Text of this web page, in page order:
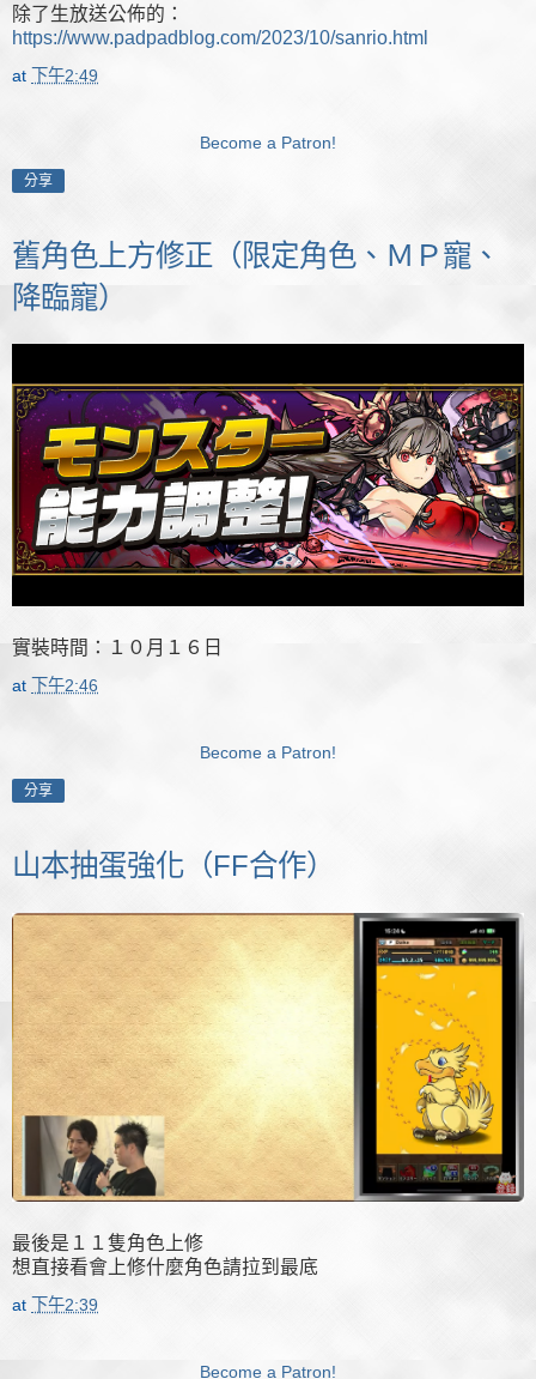
除了生放送公佈的：
https://www.padpadblog.com/2023/10/sanrio.html
at 下午2:49
Become a Patron!
分享
舊角色上方修正（限定角色、ＭＰ寵、
降臨寵）
實裝時間：１０月１６日
at 下午2:46
Become a Patron!
分享
山本抽蛋強化（FF合作）
最後是１１隻角色上修
想直接看會上修什麼角色請拉到最底
at 下午2:39
Become a Patron!